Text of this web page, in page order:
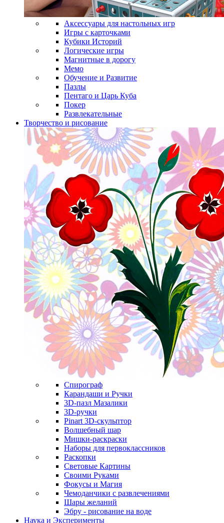
Аксессуары для настольных игр
Игры с карточками
Кубики Историй
Логические игры
Магнитные в дорогу
Мемо
Обучение и Развитие
Пазлы
Пентаго и Царь Куба
Покер
Развлекательные
Творчество и рисование
Спирограф
Карандаши и Ручки
3D-пазл Мазалики
3D-ручки
Pinart 3D-скульптор
Волшебный шар
Мишки-раскраски
Наборы для первоклассников
Раскопки
Световые Картины
Своими Руками
Фокусы и Магия
Чемоданчики с развлечениями
Шары желаний
Эбру - рисование на воде
Наука и Эксперименты